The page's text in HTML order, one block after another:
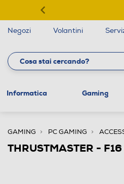
Negozi Volantini
Informatica Gaming
GAMING PC GAMING
THRUSTMASTER -